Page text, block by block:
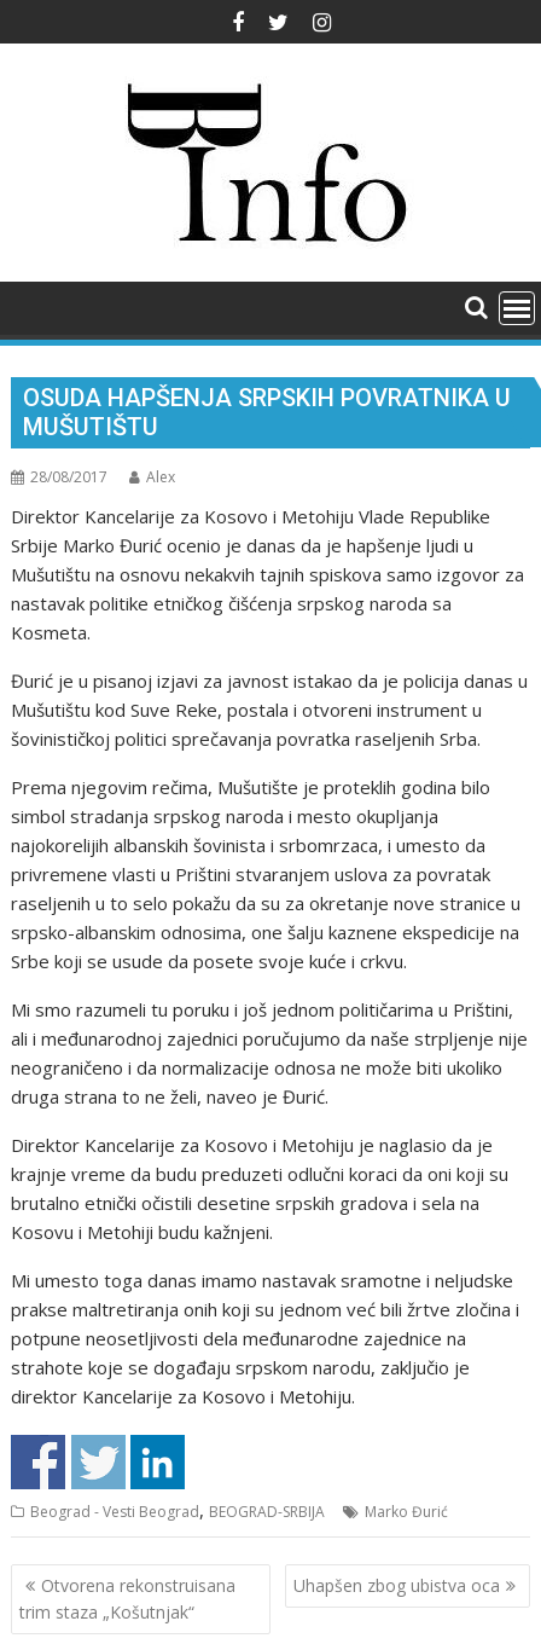
to
OSUDA HAPŠENJA SRPSKIH POVRATNIKA U
MUŠUTIŠTU
28/08/2017 Alex
Direktor Kancelarije za Kosovo i Metohiju Vlade Republike
Srbije Marko Đurić ocenio je danas da je hapšenje ljudi u
Mušutištu na osnovu nekakvih tajnih spiskova samo izgovor za
nastavak politike etničkog čišćenja srpskog naroda sa
Kosmeta.
Đurić je u pisanoj izjavi za javnost istakao da je policija danas u
Mušutištu kod Suve Reke, postala i otvoreni instrument u
šovinističkoj politici sprečavanja povratka raseljenih Srba.
Prema njegovim rečima, Mušutište je proteklih godina bilo
simbol stradanja srpskog naroda i mesto okupljanja
najokorelijih albanskih šovinista i srbomrzaca, i umesto da
privremene vlasti u Prištini stvaranjem uslova za povratak
raseljenih u to selo pokažu da su za okretanje nove stranice u
srpsko-albanskim odnosima, one šalju kaznene ekspedicije na
Srbe koji se usude da posete svoje kuće i crkvu.
Mi smo razumeli tu poruku i još jednom političarima u Prištini,
ali i međunarodnoj zajednici poručujumo da naše strpljenje nije
neograničeno i da normalizacije odnosa ne može biti ukoliko
druga strana to ne želi, naveo je Đurić.
Direktor Kancelarije za Kosovo i Metohiju je naglasio da je
krajnje vreme da budu preduzeti odlučni koraci da oni koji su
brutalno etnički očistili desetine srpskih gradova i sela na
Kosovu i Metohiji budu kažnjeni.
Mi umesto toga danas imamo nastavak sramotne i neljudske
prakse maltretiranja onih koji su jednom već bili žrtve zločina i
potpune neosetljivosti dela međunarodne zajednice na
strahote koje se događaju srpskom narodu, zaključio je
direktor Kancelarije za Kosovo i Metohiju.
Beograd - Vesti Beograd, BEOGRAD-SRBIJA Marko Đurić
Кретање
чланка
Otvorena rekonstruisana
trim staza „Košutnjak“
Uhapšen zbog ubistva oca